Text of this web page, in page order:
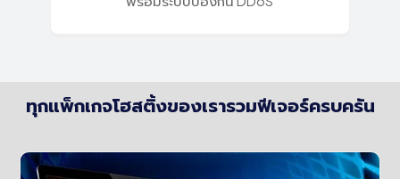
ทุกแพ็กเกจโฮสติ้งของเรารวมฟีเจอร์ครบครัน